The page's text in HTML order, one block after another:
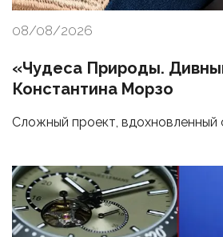
08/08/2026
«Чудеса Природы.
Константина Морзо
Сложный проект, вдохновленный